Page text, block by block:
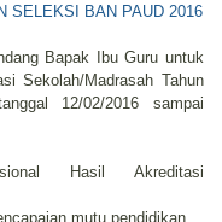
SELEKSI BAN PAUD 2016
Bapak Ibu Guru untuk
Sekolah/Madrasah Tahun
12/02/2016 sampai
Hasil Akreditasi
mutu pendidikan